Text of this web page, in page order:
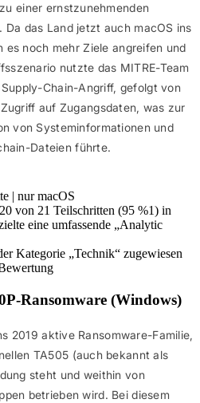
einer ernstzunehmenden
das Land jetzt auch macOS ins
es noch mehr Ziele angreifen und
nutzte das MITRE-Team
Chain-Angriff, gefolgt von
auf Zugangsdaten, was zur
von Systeminformationen und
Dateien führte.
| nur macOS
von 21 Teilschritten (95 %1) in
eine umfassende „Analytic
Kategorie „Technik“ zugewiesen
Ransomware (Windows)
2019 aktive Ransomware-Familie,
TA505 (auch bekannt als
steht und weithin von
betrieben wird. Bei diesem